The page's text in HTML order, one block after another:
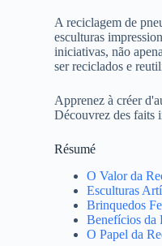
A reciclagem de
esculturas
iniciativas, não
ser reciclados e
Apprenez à créer
Découvrez des faits
Résumé
O Valor da
Esculturas
Brinquedos
Benefícios da
O Papel da